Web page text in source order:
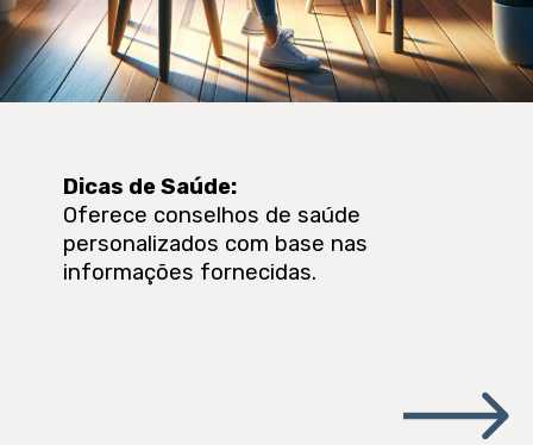
Dicas de Saúde:
Oferece conselhos de saúde
personalizados com base nas
informações fornecidas.